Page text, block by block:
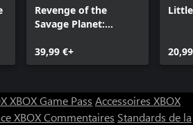
Revenge of the
Savage Planet:
Edition
39,99 €+
XBOX Game Pass Accessoires XBOX
XBOXCommentaires Standards de la